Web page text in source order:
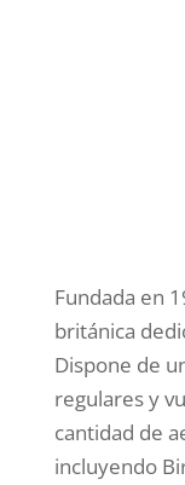
Fundada en
británica
Dispone de
regulares y
cantidad de
incluyendo